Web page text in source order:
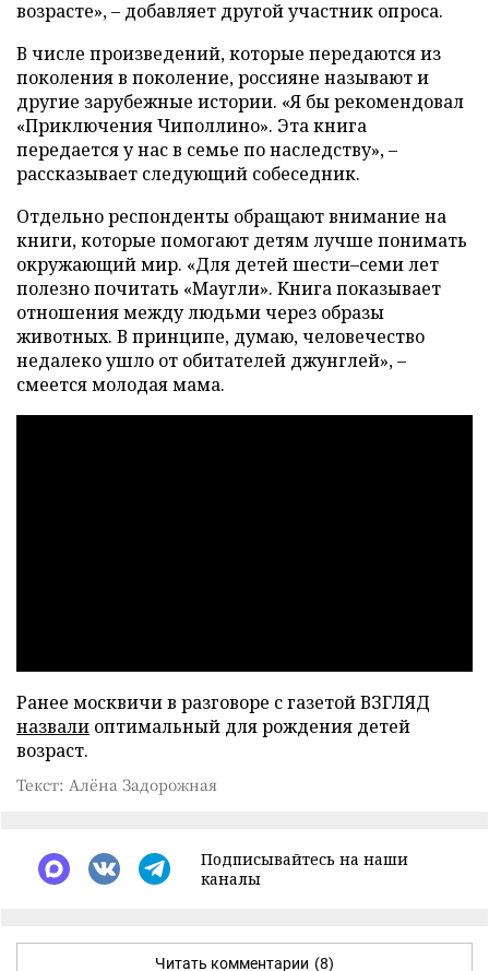
возрасте», – добавляет другой участник опроса.
В числе произведений, которые передаются из
поколения в поколение, россияне называют и
другие зарубежные истории. «Я бы рекомендовал
«Приключения Чиполлино». Эта книга
передается у нас в семье по наследству», –
рассказывает следующий собеседник.
Отдельно респонденты обращают внимание на
книги, которые помогают детям лучше понимать
окружающий мир. «Для детей шести–семи лет
полезно почитать «Маугли». Книга показывает
отношения между людьми через образы
животных. В принципе, думаю, человечество
недалеко ушло от обитателей джунглей», –
смеется молодая мама.
Ранее москвичи в разговоре с газетой ВЗГЛЯД
назвали оптимальный для рождения детей
возраст.
Текст: Алёна Задорожная
Подписывайтесь на наши
каналы
Читать комментарии (8)